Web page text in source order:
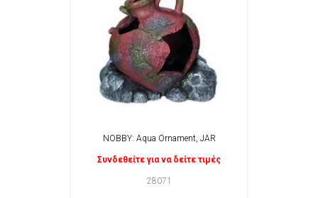
NOBBY: Aqua Ornament, JAR
Συνδεθείτε για να δείτε τιμές
28071